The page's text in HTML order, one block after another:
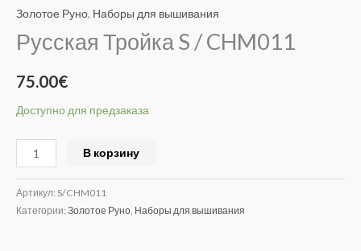
Золотое Руно, Наборы для вышивания
Русская Тройка S / CHM011
75.00€
Доступно для предзаказа
S
CHM011
В корзину
Артикул: S/CHM011
Категории: Золотое Руно Наборы для вышивания